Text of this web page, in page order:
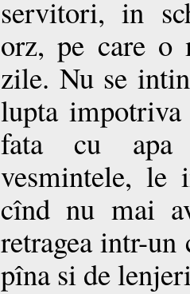
servitori, in
orz, pe care o
zile. Nu se
lupta
fata cu apa
vesmintele, le
cînd nu mai
retragea intr-un
pîna si de